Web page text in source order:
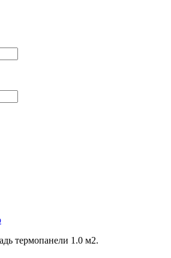
термопанели 1.0 м2.